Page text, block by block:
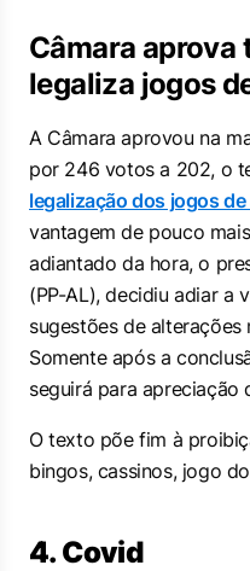
Câmara aprova
legaliza jogos
A Câmara aprovou na
por 246 votos a 202, o
legalização dos jogos
vantagem de pouco
adiantado da hora, o
(PP-AL), decidiu adiar a
sugestões de
Somente após a
seguirá para apreciação
O texto põe fim à
bingos, cassinos, jogo
4. Covid